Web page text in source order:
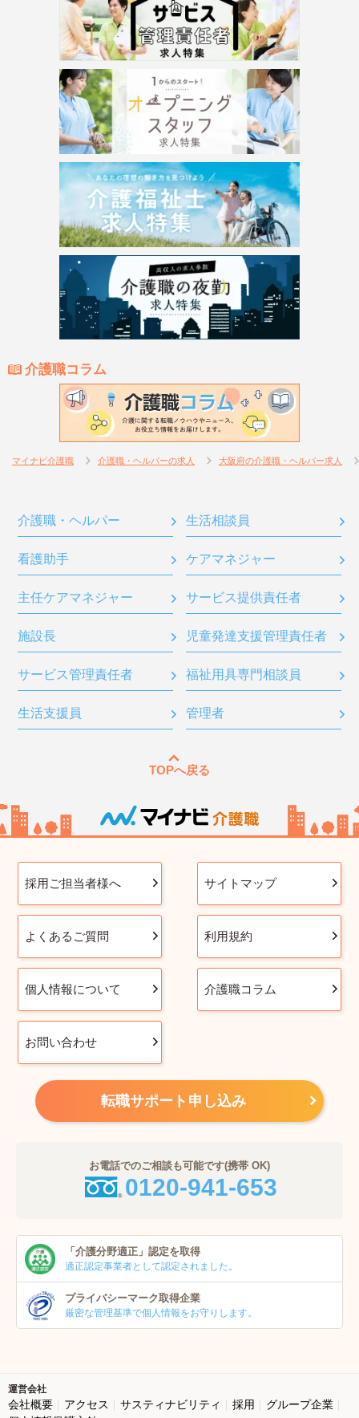
介護職コラム
マイナビ介護職 介護職・ヘルパーの求人 大阪府の介護職・ヘルパー求人
介護職・ヘルパー 生活相談員
看護助手 ケアマネジャー
主任ケアマネジャー サービス提供責任者
施設長 児童発達支援管理責任者
サービス管理責任者 福祉用具専門相談員
生活支援員 管理者
TOPへ戻る
採用ご担当者様へ サイトマップ
よくあるご質問 利用規約
個人情報について 介護職コラム
お問い合わせ
転職サポート申し込み
お電話でのご相談も可能です(携帯 OK)
0120-941-653
「介護分野適正」 認定を取得
適正認定事業者として認定されました。
プライバシーマーク取得企業
厳密な管理基準で個人情報をお守りします。
運営会社
会社概要 アクセス サスティナビリティ 採用
グループ企業